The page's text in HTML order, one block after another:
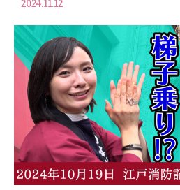
2024.11.12